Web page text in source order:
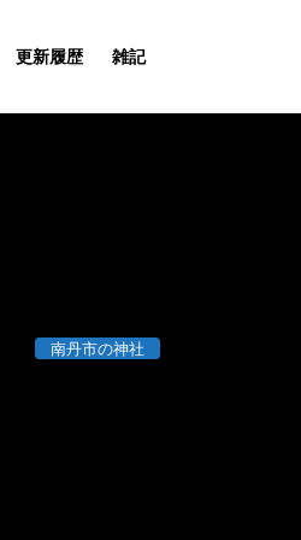
更新履歴 雑記
南丹市の神社